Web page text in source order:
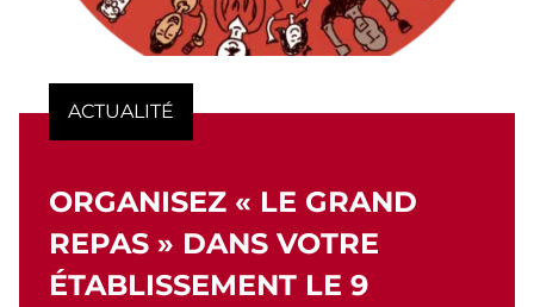
ACTUALITÉ
ORGANISEZ « LE GRAND
REPAS » DANS VOTRE
ÉTABLISSEMENT LE 9